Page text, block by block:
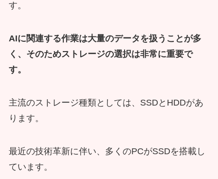
す。
AIに関連する作業は大量のデータを扱うことが多
く、そのためストレージの選択は非常に重要で
す。
主流のストレージ種類としては、SSDとHDDがあ
ります。
最近の技術革新に伴い、多くのPCがSSDを搭載し
ています。